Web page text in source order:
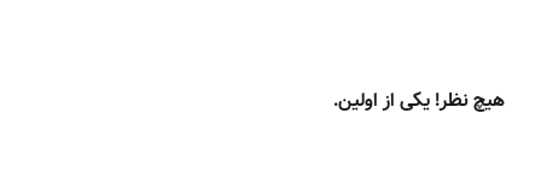
هیچ نظر! یکی از اولین.